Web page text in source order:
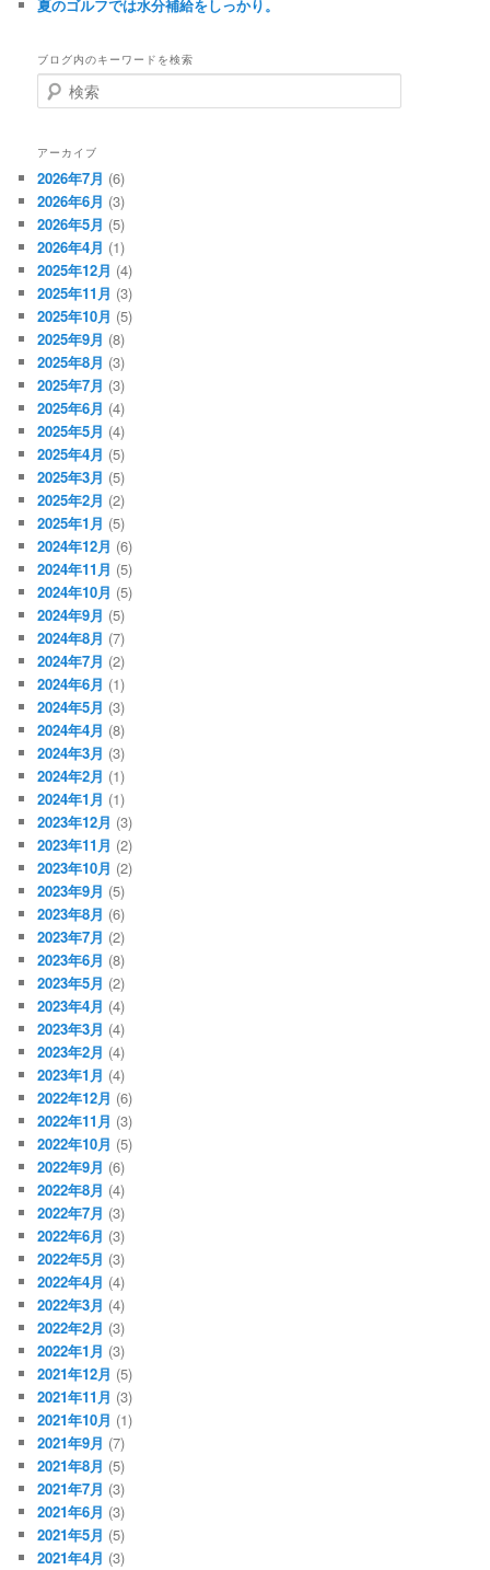
夏のゴルフでは水分補給をしっかり。
ブログ内のキーワードを検索
検
索
アーカイブ
2026年7月 (6)
2026年6月 (3)
2026年5月 (5)
2026年4月 (1)
2025年12月 (4)
2025年11月 (3)
2025年10月 (5)
2025年9月 (8)
2025年8月 (3)
2025年7月 (3)
2025年6月 (4)
2025年5月 (4)
2025年4月 (5)
2025年3月 (5)
2025年2月 (2)
2025年1月 (5)
2024年12月 (6)
2024年11月 (5)
2024年10月 (5)
2024年9月 (5)
2024年8月 (7)
2024年7月 (2)
2024年6月 (1)
2024年5月 (3)
2024年4月 (8)
2024年3月 (3)
2024年2月 (1)
2024年1月 (1)
2023年12月 (3)
2023年11月 (2)
2023年10月 (2)
2023年9月 (5)
2023年8月 (6)
2023年7月 (2)
2023年6月 (8)
2023年5月 (2)
2023年4月 (4)
2023年3月 (4)
2023年2月 (4)
2023年1月 (4)
2022年12月 (6)
2022年11月 (3)
2022年10月 (5)
2022年9月 (6)
2022年8月 (4)
2022年7月 (3)
2022年6月 (3)
2022年5月 (3)
2022年4月 (4)
2022年3月 (4)
2022年2月 (3)
2022年1月 (3)
2021年12月 (5)
2021年11月 (3)
2021年10月 (1)
2021年9月 (7)
2021年8月 (5)
2021年7月 (3)
2021年6月 (3)
2021年5月 (5)
2021年4月 (3)